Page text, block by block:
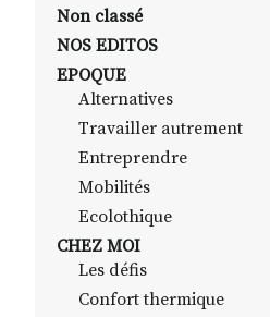
Non classé
NOS EDITOS
EPOQUE
Alternatives
Travailler autrement
Entreprendre
Mobilités
Ecolothique
CHEZ MOI
Les défis
Confort thermique